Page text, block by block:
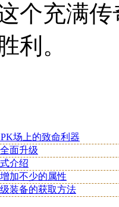
个充满
利。
场上的致命利器
面升级
介绍
加不少的属性
装备的获取方法